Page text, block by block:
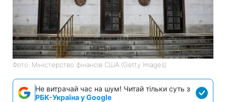
Фото: Міністерство фінансів СШA (Getty Images)
Не витрачай час на шум! Читай тільки суть з
РБК-Україна у Google